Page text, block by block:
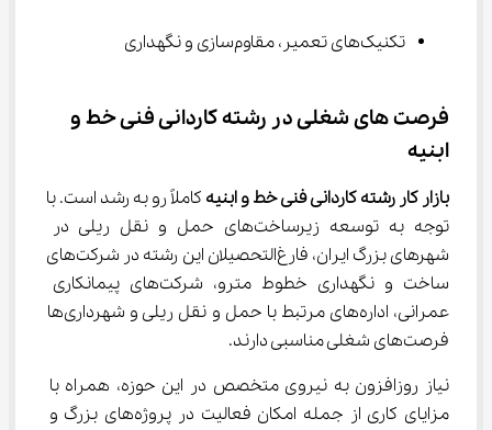
تکنیک‌های تعمیر، مقاوم‌سازی و نگهداری
فرصت های شغلی در رشته کاردانی فنی خط و
ابنیه
بازار کار رشته کاردانی فنی خط و ابنیه کاملاً رو به رشد است. با
توجه به توسعه زیرساخت‌های حمل و نقل ریلی در
شهرهای بزرگ ایران، فارغ‌التحصیلان این رشته در شرکت‌های
ساخت و نگهداری خطوط مترو، شرکت‌های پیمانکاری
عمرانی، اداره‌های مرتبط با حمل و نقل ریلی و شهرداری‌ها
فرصت‌های شغلی مناسبی دارند.
نیاز روزافزون به نیروی متخصص در این حوزه، همراه با
مزایای کاری از جمله امکان فعالیت در پروژه‌های بزرگ و